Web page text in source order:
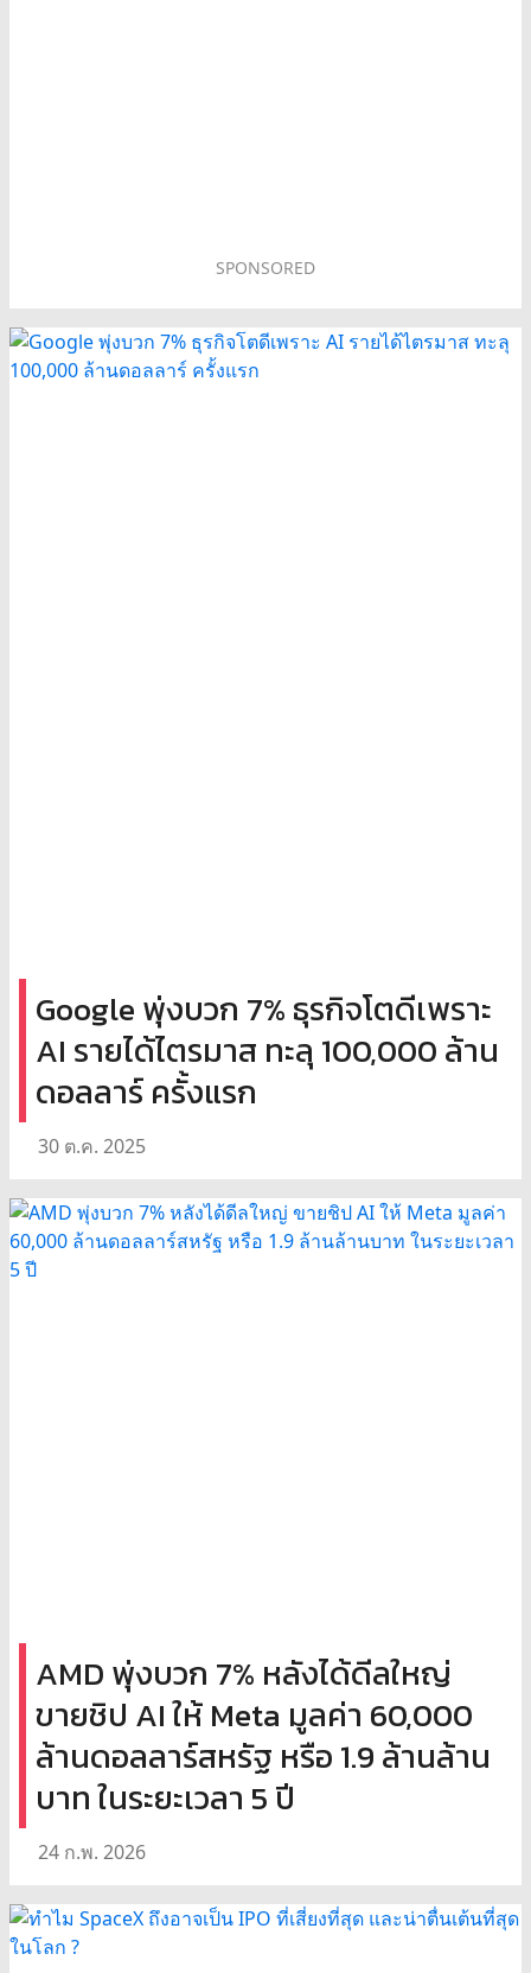
SPONSORED
Google พุ่งบวก 7% ธุรกิจโตดีเพราะ
AI รายได้ไตรมาส ทะลุ 100,000 ล้าน
ดอลลาร์ ครั้งแรก
30 ต.ค. 2025
AMD พุ่งบวก 7% หลังได้ดีลใหญ่
ขายชิป AI ให้ Meta มูลค่า 60,000
ล้านดอลลาร์สหรัฐ หรือ 1.9 ล้านล้าน
บาท ในระยะเวลา 5 ปี
24 ก.พ. 2026